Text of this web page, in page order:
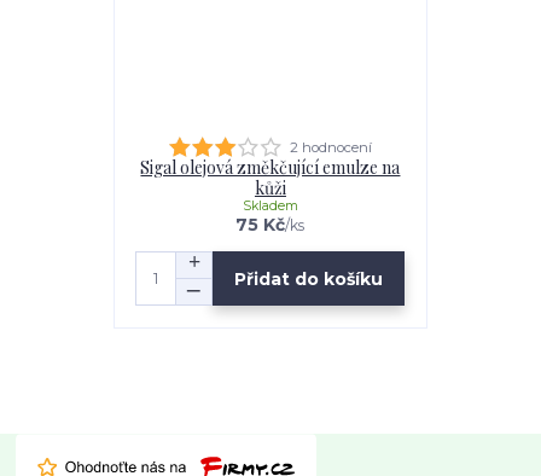
2 hodnocení
Sigal olejová změkčující emulze na
kůži
75 Kč/ks
Skladem
Přidat do košíku